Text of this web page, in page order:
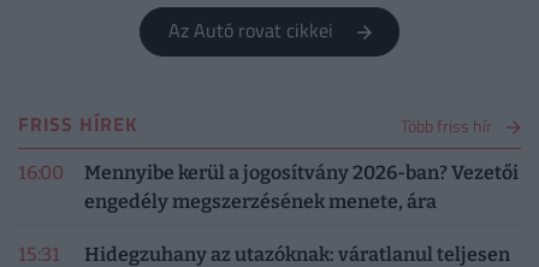
Az Autó rovat cikkei
FRISS HÍREK Több friss hír
16:00
Mennyibe kerül a jogosítvány 2026-ban? Vezetői
engedély megszerzésének menete, ára
15:31
Hidegzuhany az utazóknak: váratlanul teljesen